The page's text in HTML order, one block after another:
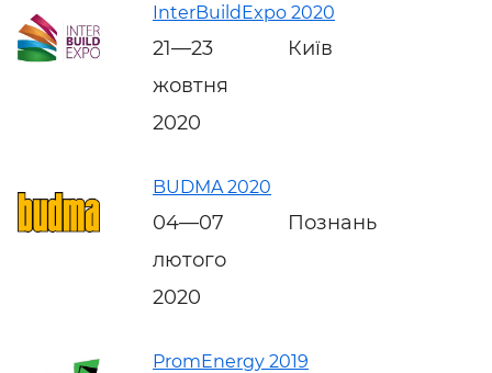
InterBuildExpo 2020
21—23
жовтня
2020
Київ
BUDMA 2020
04—07
лютого
2020
Познань
PromEnergy 2019